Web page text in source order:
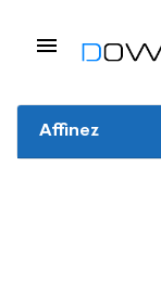
Affinez